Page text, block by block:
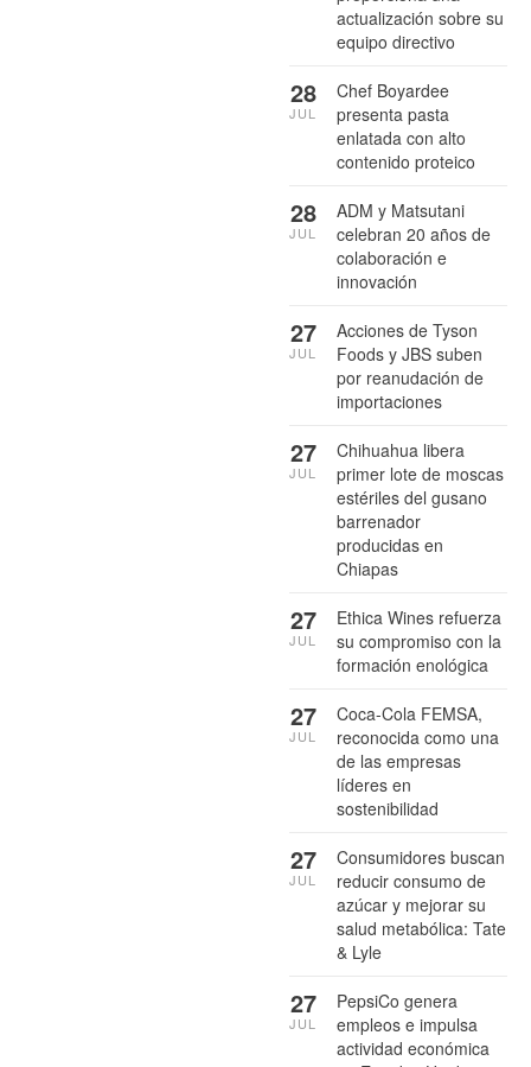
actualización sobre su
equipo directivo
Chef Boyardee
presenta pasta
enlatada con alto
contenido proteico
28
JUL
ADM y Matsutani
celebran 20 años de
colaboración e
innovación
28
JUL
Acciones de Tyson
Foods y JBS suben
por reanudación de
importaciones
27
JUL
Chihuahua libera
primer lote de moscas
estériles del gusano
barrenador
producidas en
Chiapas
27
JUL
Ethica Wines refuerza
su compromiso con la
formación enológica
27
JUL
Coca-Cola FEMSA,
reconocida como una
de las empresas
líderes en
sostenibilidad
27
JUL
Consumidores buscan
reducir consumo de
azúcar y mejorar su
salud metabólica: Tate
& Lyle
27
JUL
PepsiCo genera
empleos e impulsa
actividad económica
27
JUL